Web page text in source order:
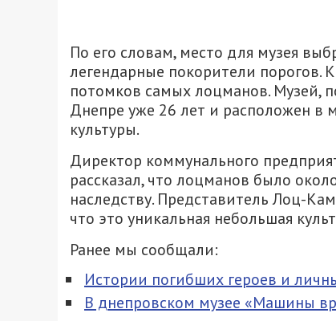
По его словам, место для музея
легендарные покорители порогов.
потомков самых лоцманов. Музей,
Днепре уже 26 лет и расположен
культуры.
Директор коммунального
рассказал, что лоцманов было
наследству. Представитель Лоц-
что это уникальная небольшая
Ранее мы сообщали:
Истории погибших героев и
В днепровском музее «Машины